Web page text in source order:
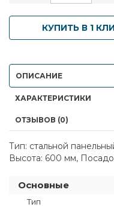
КУПИТЬ В 1
ОПИСАНИЕ
ХАРАКТЕРИСТИКИ
ОТЗЫВОВ (0)
Тип: стальной
Высота: 600 мм,
Основные
Тип